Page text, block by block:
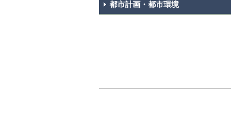
都市計画・都市環境